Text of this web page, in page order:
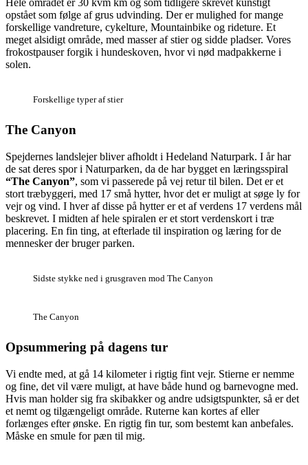
Hele området er 30 kvm km og som tidligere skrevet kunstigt
opstået som følge af grus udvinding. Der er mulighed for mange
forskellige vandreture, cykelture, Mountainbike og rideture. Et
meget alsidigt område, med masser af stier og sidde pladser. Vores
frokostpauser forgik i hundeskoven, hvor vi nød madpakkerne i
solen.
Forskellige typer af stier
The Canyon
Spejdernes landslejer bliver afholdt i Hedeland Naturpark. I år har
de sat deres spor i Naturparken, da de har bygget en læringsspiral
“The Canyon”, som vi passerede på vej retur til bilen. Det er et
stort træbyggeri, med 17 små hytter, hvor det er muligt at søge ly for
vejr og vind. I hver af disse på hytter er et af verdens 17 verdens mål
beskrevet. I midten af hele spiralen er et stort verdenskort i træ
placering. En fin ting, at efterlade til inspiration og læring for de
mennesker der bruger parken.
Sidste stykke ned i grusgraven mod The Canyon
The Canyon
Opsummering på dagens tur
Vi endte med, at gå 14 kilometer i rigtig fint vejr. Stierne er nemme
og fine, det vil være muligt, at have både hund og barnevogne med.
Hvis man holder sig fra skibakker og andre udsigtspunkter, så er det
et nemt og tilgængeligt område. Ruterne kan kortes af eller
forlænges efter ønske. En rigtig fin tur, som bestemt kan anbefales.
Måske en smule for pæn til mig.